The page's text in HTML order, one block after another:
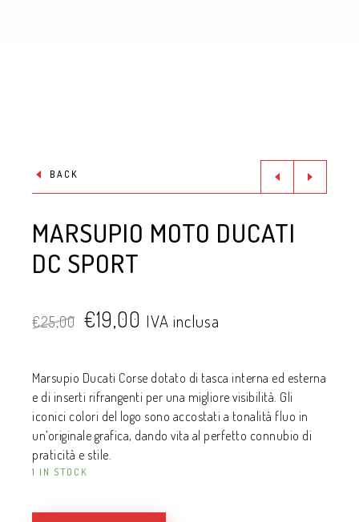
BACK
MARSUPIO MOTO DUCATI
DC SPORT
€25,00 €19,00 IVA inclusa
Marsupio Ducati Corse dotato di tasca interna ed esterna
e di inserti rifrangenti per una migliore visibilità. Gli
iconici colori del logo sono accostati a tonalità fluo in
un’originale grafica, dando vita al perfetto connubio di
praticità e stile.
1 IN STOCK